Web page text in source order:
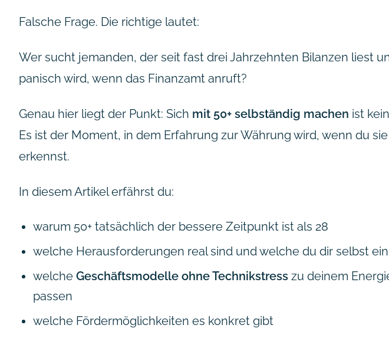
Falsche Frage. Die richtige lautet:
Wer sucht jemanden, der seit fast drei Jahrzehnten Bilanzen liest
panisch wird, wenn das Finanzamt anruft?
Genau hier liegt der Punkt: Sich mit 50+ selbständig machen ist
Es ist der Moment, in dem Erfahrung zur Währung wird, wenn du
erkennst.
In diesem Artikel erfährst du:
warum 50+ tatsächlich der bessere Zeitpunkt ist als 28
welche Herausforderungen real sind und welche du dir selbst
welche Geschäftsmodelle ohne Technikstress zu deinem
passen
welche Fördermöglichkeiten es konkret gibt